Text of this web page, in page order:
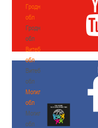
Гродненская
обл
Гродненская
обл
Витебская
обл
Витебская
обл
Могилевская
обл
Могилевская
обл